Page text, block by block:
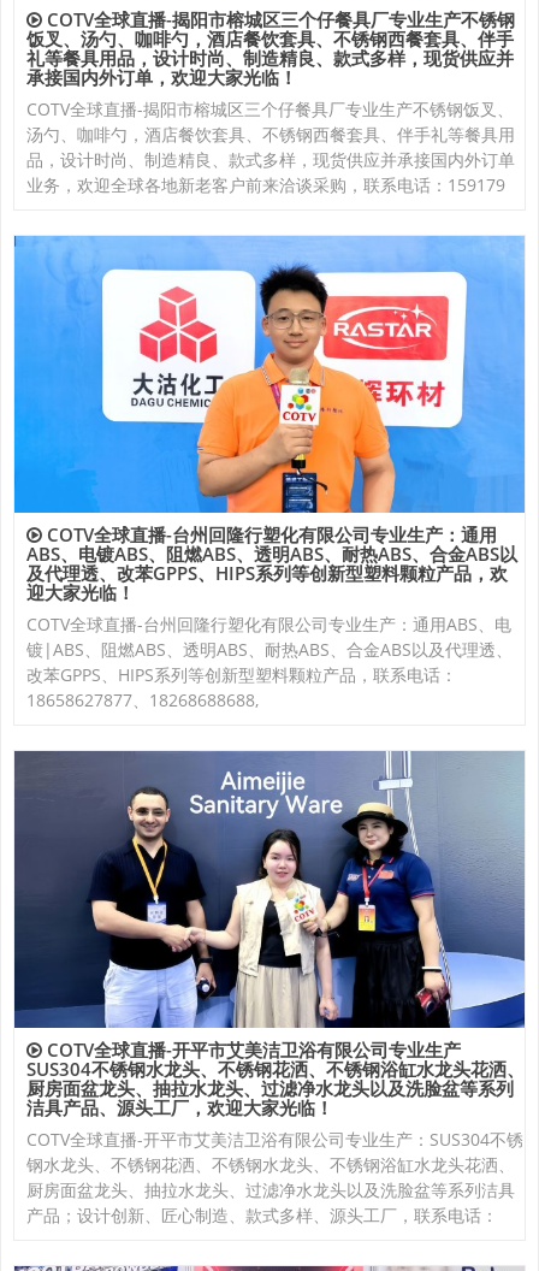
COTV全球直播-揭阳市榕城区三个仔餐具厂专业生产不锈钢
饭叉、汤勺、咖啡勺，酒店餐饮套具、不锈钢西餐套具、伴手
礼等餐具用品，设计时尚、制造精良、款式多样，现货供应并
承接国内外订单，欢迎大家光临！
COTV全球直播-揭阳市榕城区三个仔餐具厂专业生产不锈钢饭叉、
汤勺、咖啡勺，酒店餐饮套具、不锈钢西餐套具、伴手礼等餐具用
品，设计时尚、制造精良、款式多样，现货供应并承接国内外订单
业务，欢迎全球各地新老客户前来洽谈采购，联系电话：159179
COTV全球直播-台州回隆行塑化有限公司专业生产：通用
ABS、电镀ABS、阻燃ABS、透明ABS、耐热ABS、合金ABS以
及代理透、改苯GPPS、HIPS系列等创新型塑料颗粒产品，欢
迎大家光临！
COTV全球直播-台州回隆行塑化有限公司专业生产：通用ABS、电
镀|ABS、阻燃ABS、透明ABS、耐热ABS、合金ABS以及代理透、
改苯GPPS、HIPS系列等创新型塑料颗粒产品，联系电话：
18658627877、18268688688,
COTV全球直播-开平市艾美洁卫浴有限公司专业生产
SUS304不锈钢水龙头、不锈钢花洒、不锈钢浴缸水龙头花洒、
厨房面盆龙头、抽拉水龙头、过滤净水龙头以及洗脸盆等系列
洁具产品、源头工厂，欢迎大家光临！
COTV全球直播-开平市艾美洁卫浴有限公司专业生产：SUS304不锈
钢水龙头、不锈钢花洒、不锈钢水龙头、不锈钢浴缸水龙头花洒、
厨房面盆龙头、抽拉水龙头、过滤净水龙头以及洗脸盆等系列洁具
产品；设计创新、匠心制造、款式多样、源头工厂，联系电话：